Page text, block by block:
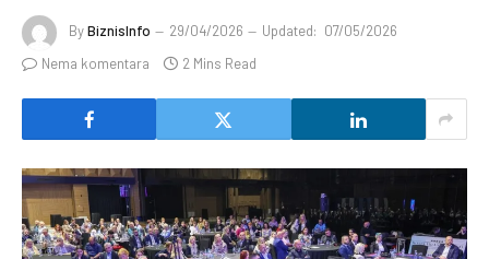
ByBiznisInfo 29/04/2026 Updated: 07/05/2026
Nema komentara
2 Mins Read